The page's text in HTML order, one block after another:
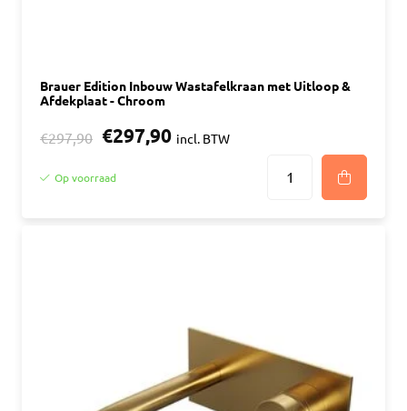
Brauer Edition Inbouw Wastafelkraan met Uitloop &
Afdekplaat - Chroom
€297,90 €297,90 incl. BTW
Op voorraad